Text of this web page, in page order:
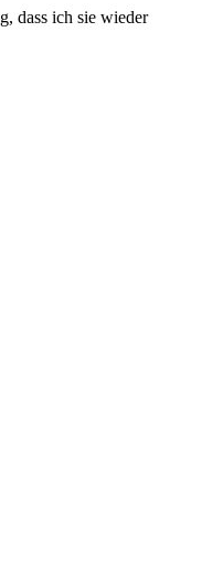
dass ich sie wieder